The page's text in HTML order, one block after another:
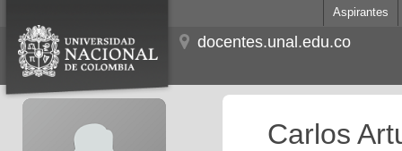
Aspirantes
docentes.unal.edu.co
Carlos